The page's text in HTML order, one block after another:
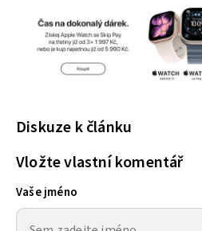
Diskuze k článku
Vložte vlastní komentář
Vaše jméno